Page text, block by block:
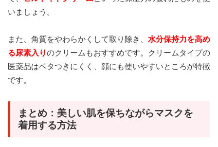
いましょう。
また、角質をやわらかくして取り除き、 水分保持力を高め
る尿素入りのクリームもおすすめです。クリームタイプの
医薬品はベタつきにくく、顔にも使いやすいところが特徴
です。
まとめ：美しい肌を保ちながらマスクを
着用する方法